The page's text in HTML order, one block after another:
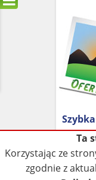
Kraków
Ta
Korzystając ze
zgodnie z